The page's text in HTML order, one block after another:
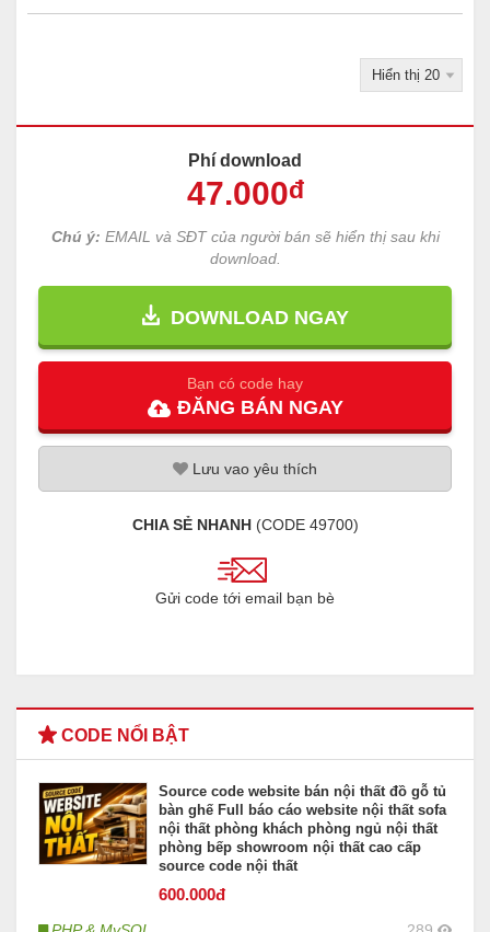
Phí download
47.000đ
Chú ý: EMAIL và SĐT của người bán sẽ hiển thị sau khi
download.
DOWNLOAD NGAY
Bạn có code hay
ĐĂNG BÁN NGAY
Lưu vao yêu thích
CHIA SẺ NHANH(CODE 49700)
Gửi code tới email bạn bè
CODE NỔI BẬT
Source code website bán nội thất đồ gỗ tủ
bàn ghế Full báo cáo website nội thất sofa
nội thất phòng khách phòng ngủ nội thất
phòng bếp showroom nội thất cao cấp
source code nội thất
600.000đ